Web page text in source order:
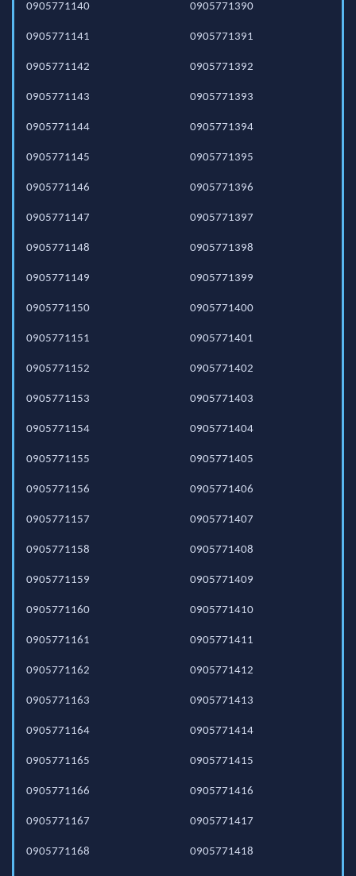
0905771140
0905771141
0905771142
0905771143
0905771144
0905771145
0905771146
0905771147
0905771148
0905771149
0905771150
0905771151
0905771152
0905771153
0905771154
0905771155
0905771156
0905771157
0905771158
0905771159
0905771160
0905771161
0905771162
0905771163
0905771164
0905771165
0905771166
0905771167
0905771168
0905771390
0905771391
0905771392
0905771393
0905771394
0905771395
0905771396
0905771397
0905771398
0905771399
0905771400
0905771401
0905771402
0905771403
0905771404
0905771405
0905771406
0905771407
0905771408
0905771409
0905771410
0905771411
0905771412
0905771413
0905771414
0905771415
0905771416
0905771417
0905771418